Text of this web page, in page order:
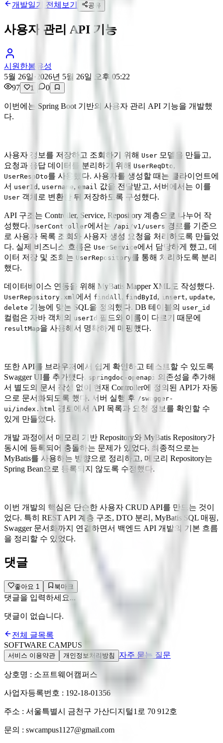
개발일기
전체보기 공유
사용자 관리 API 기능
시원한봄유성
5월 26일 · 2026년 5월 26일 오후 05:22
97
1 0
이번에는 Spring Boot 기반의 사용자 관리 API 기능을 개발했
다.
사용자 정보를 저장하고 조회하기 위해 User 모델을 만들고,
요청과 응답 데이터를 분리하기 위해 UserReqDto,
UserRespDto를 사용했다. 사용자를 생성할 때는 클라이언트에
서 userId , username, email 값을 전달받고, 서버에서는 이를
User 객체로 변환한 뒤 저장하도록 구성했다.
API 구조는 Controller, Service, Repository 계층으로 나누어 작
성했다. UserController에서는 /api/v1/users 경로를 기준으
로 사용자 목록 조회와 사용자 생성 요청을 처리하도록 만들었
다. 실제 비즈니스 흐름은 UserService에서 담당하게 했고, 데
이터 저장 및 조회는 UserRepository를 통해 처리하도록 분리
했다.
데이터베이스 연동을 위해 MyBatis Mapper XML도 작성했다.
UserRepository.xml 에서 findAll, findById , insert, update,
delete 기능에 맞는 SQL을 정의했다. DB 테이블의 user_id
컬럼은 자바 객체의 userId 필드와 이름이 다르기 때문에
resultMap을 사용해서 명확하게 매핑했다.
또한 API를 브라우저에서 쉽게 확인하고 테스트할 수 있도록
Swagger UI를 추가했다. springdoc-openapi 의존성을 추가해
서 별도의 문서 작성 없이 현재 Controller에 정의된 API가 자동
으로 문서화되도록 했다. 서버 실행 후 /swagger-
ui/index.html 경로에서 API 목록과 요청 정보를 확인할 수
있게 만들었다.
개발 과정에서 메모리 기반 Repository와 MyBatis Repository가
동시에 등록되어 충돌하는 문제가 있었다. 최종적으로는
MyBatis를 사용하는 방향으로 정리하고, 메모리 Repository는
Spring Bean으로 등록되지 않도록 수정했다.
이번 개발의 핵심은 단순한 사용자 CRUD API를 만드는 것이
었다. 특히 REST API 계층 구조, DTO 분리, MyBatis SQL 매핑,
Swagger 문서화까지 연결하면서 백엔드 API 개발의 기본 흐름
을 정리할 수 있었다.
댓글
좋아요 1 북마크
댓글을 입력하세요...
댓글이 없습니다.
전체 글목록
SOFTWARE CAMPUS
서비스 이용약관 개인정보처리방침 자주 묻는 질문
상호명 : 소프트웨어캠퍼스
사업자등록번호 : 192-18-01356
주소 : 서울특별시 금천구 가산디지털1로 70 912호
문의 : swcampus1127@gmail.com